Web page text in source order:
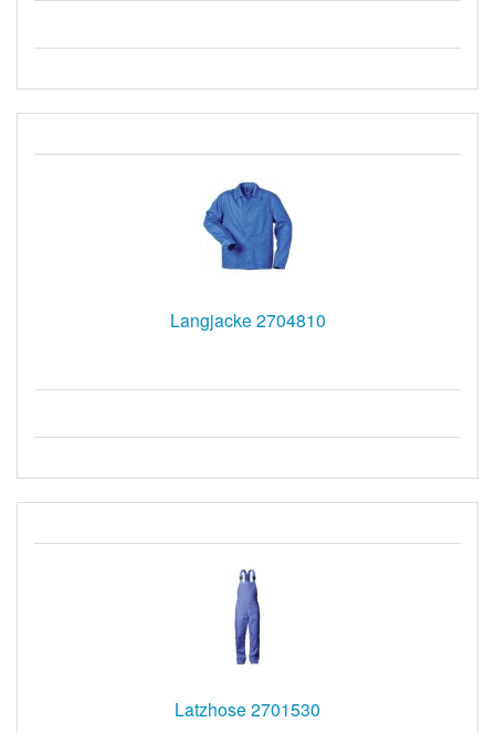
Langjacke 2704810
Latzhose 2701530